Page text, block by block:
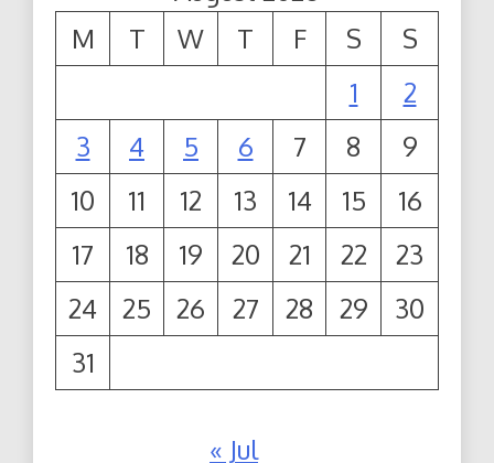
M
T W T F S
S
1
2
3
4 5 6 7 8
9
10
11 12 13 14 15
16
17
18 19 20 21 22
23
24
25 26 27 28 29
30
31
« Jul